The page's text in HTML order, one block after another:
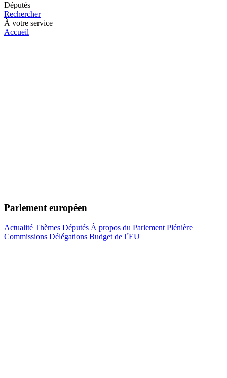
Députés
Rechercher
À votre service
Accueil
Parlement européen
Actualité Thèmes Députés À propos du Parlement Plénière
Commissions Délégations Budget de l´EU